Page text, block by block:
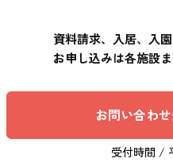
資料請求、入居、入
お申し込みは各施設
お問い合わ
受付時間 /